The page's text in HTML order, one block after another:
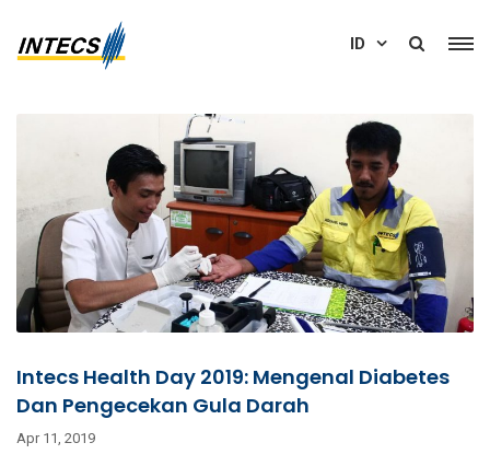
ID
Intecs Health Day 2019: Mengenal Diabetes
Dan Pengecekan Gula Darah
Apr 11, 2019